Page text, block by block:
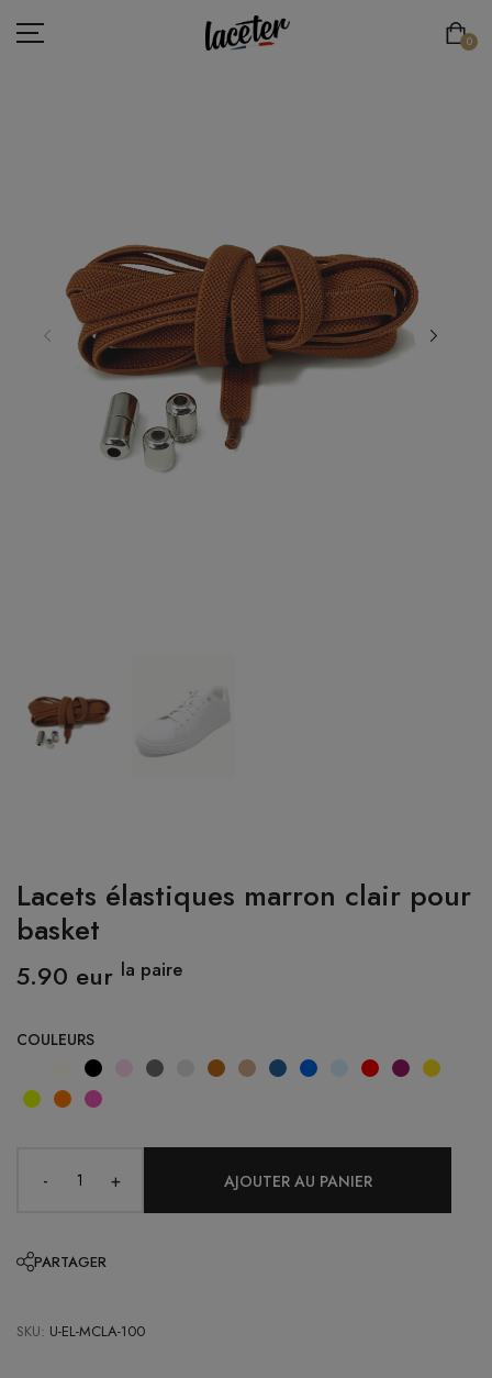
0
LACETS RONDS & ÉPAIS
LACETS DE SPORT
LACETS ÉLASTIQUES
LACETS ORIGINAUX
ESPACE PRO
Lacets élastiques marron clair pour
basket
5.90 eur la paire
COULEURS
- +
PARTAGER
SKU: U-EL-MCLA-100